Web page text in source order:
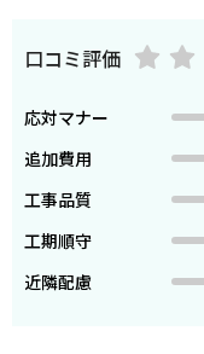
口コミ評価
応対マナー
追加費用
工事品質
工期順守
近隣配慮